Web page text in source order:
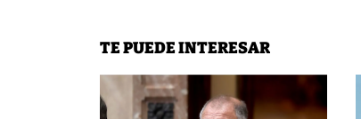
TE PUEDE INTERESAR